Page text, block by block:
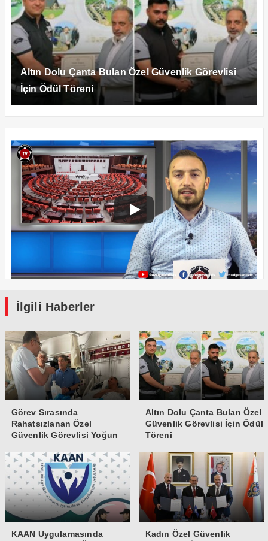
Altın Dolu Çanta Bulan Özel Güvenlik Görevlisi
İçin Ödül Töreni
İlgili Haberler
Görev Sırasında
Rahatsızlanan Özel
Güvenlik Görevlisi Yoğun
Altın Dolu Çanta Bulan Özel
Güvenlik Görevlisi İçin Ödül
Töreni
KAAN Uygulamasında
Kadın Özel Güvenlik